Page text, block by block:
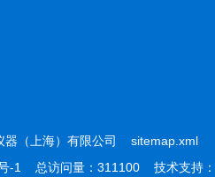
器（上海）有限公司 sitemap.xml
-1 总访问量：311100 技术支持：